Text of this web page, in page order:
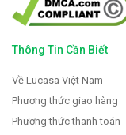
Thông Tin Cần Biết
Về Lucasa Việt Nam
Phương thức giao hàng
Phương thức thanh toán